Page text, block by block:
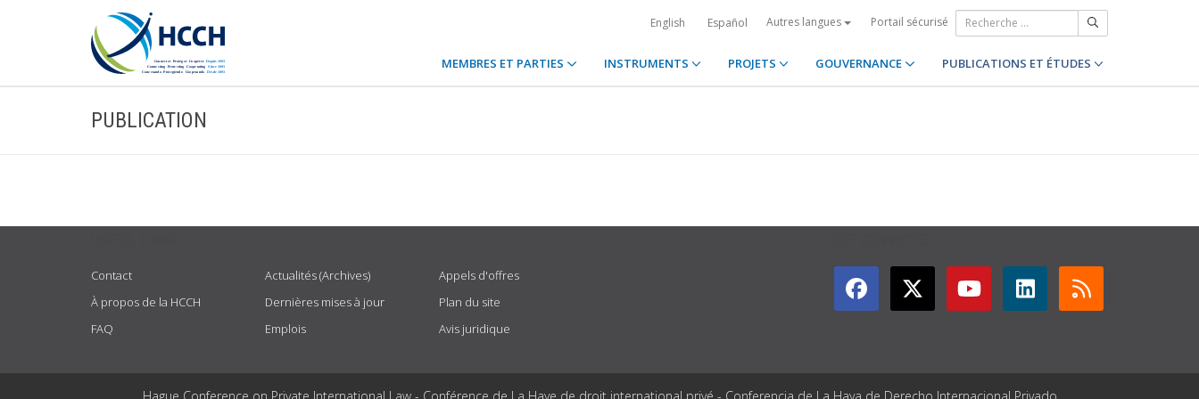
English Español Autres langues Portail sécurisé
MEMBRES ET PARTIES INSTRUMENTS PROJETS GOUVERNANCE PUBLICATIONS ET ÉTUDES
PUBLICATION
Contact
À propos de la HCCH
FAQ
Actualités (Archives)
Dernières mises à jour
Emplois
Appels d'offres
Plan du site
Avis juridique